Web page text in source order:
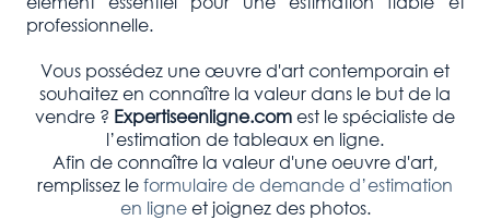
professionnelle.
Vous possédez une œuvre d'art contemporain et
souhaitez en connaître la valeur dans le but de la
vendre ? Expertiseenligne.comest le spécialiste de
l’estimation de tableaux en ligne.
Afin de connaître la valeur d'une oeuvre d'art,
remplissez leformulaire de demande d’estimation
en ligneet joignez des photos.